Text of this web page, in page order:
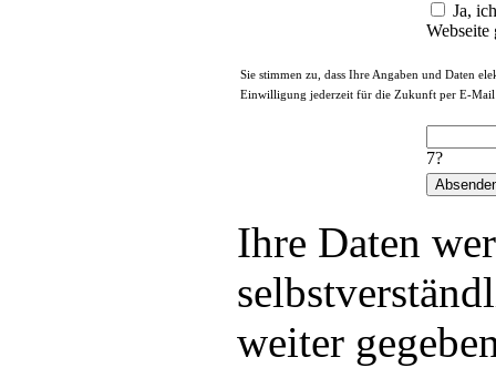
Ja,
Webseite
Sie stimmen zu, dass Ihre Angaben und Daten
Einwilligung jederzeit für die Zukunft per E-
7?
Ihre Daten
weiter